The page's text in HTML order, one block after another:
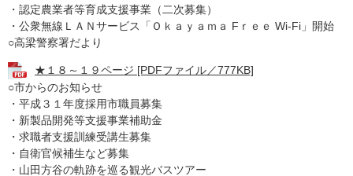
・認定農業者等育成支援事業（二次募集）
・公衆無線ＬＡＮサービス「Ｏｋａｙａｍａ Fｒｅｅ Wi-Fi」開始
○高梁警察署だより
★１８～１９ページ [PDFファイル／777KB]
○市からのお知らせ
・平成３１年度採用市職員募集
・新製品開発等支援事業補助金
・求職者支援訓練受講生募集
・自衛官候補生など募集
・山田方谷の軌跡を巡る観光バスツアー